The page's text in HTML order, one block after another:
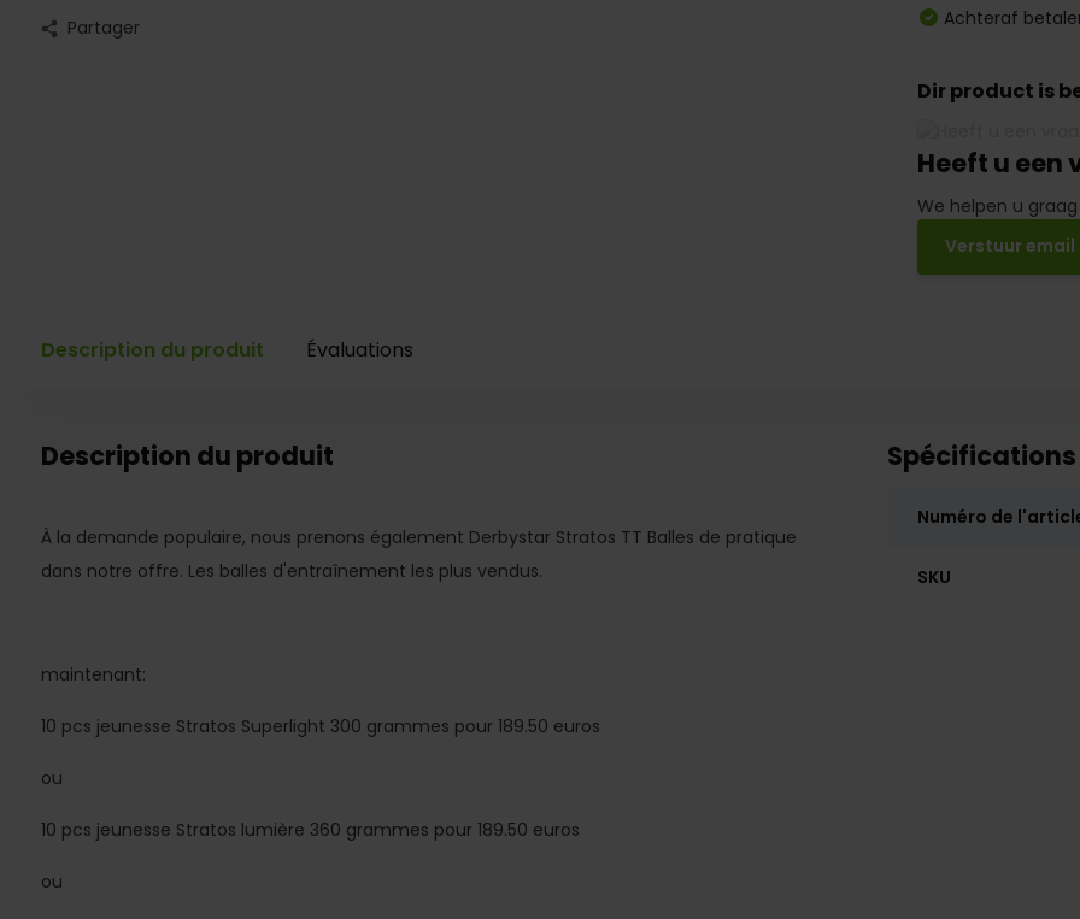
Partager
Achteraf
Dir product is
Heeft u een
We helpen u
Verstuur email
Description du produit Évaluations
Description du produit
À la demande populaire, nous prenons également Derbystar Stratos TT Balles de pratique
dans notre offre. Les balles d'entraînement les plus vendus.
maintenant:
10 pcs jeunesse Stratos Superlight 300 grammes pour 189.50 euros
ou
10 pcs jeunesse Stratos lumière 360 grammes pour 189.50 euros
ou
Spécifications
Numéro de
SKU